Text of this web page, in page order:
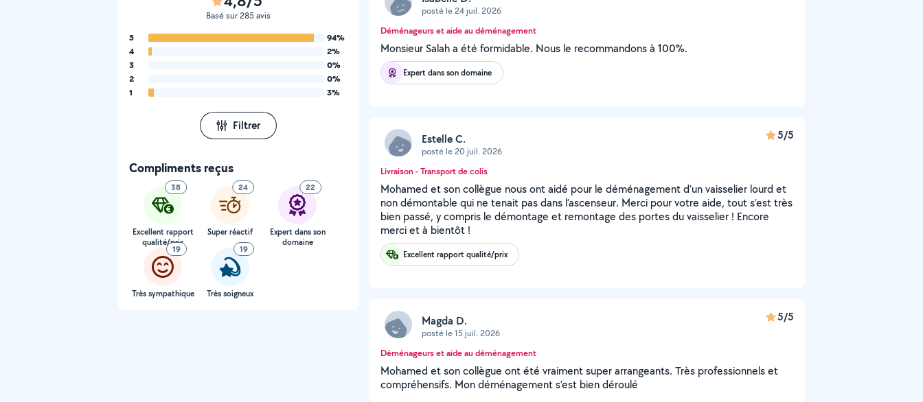
Basé sur 285 avis
5
94%
4
2%
3
0%
2
0%
1
3%
Filtrer
Compliments reçus
38
Excellent rapport
qualité/prix
24
Super réactif
22
Expert dans son
domaine
19
Très sympathique
19
Très soigneux
posté le 24 juil. 2026
Déménageurs et aide au déménagement
Monsieur Salah a été formidable. Nous le recommandons à 100%.
Expert dans son domaine
Estelle C.
posté le 20 juil. 2026
5/5
Livraison - Transport de colis
Mohamed et son collègue nous ont aidé pour le déménagement d’un vaisselier lourd et
non démontable qui ne tenait pas dans l’ascenseur. Merci pour votre aide, tout s’est très
bien passé, y compris le démontage et remontage des portes du vaisselier ! Encore
merci et à bientôt !
Excellent rapport qualité/prix
Magda D.
posté le 15 juil. 2026
5/5
Déménageurs et aide au déménagement
Mohamed et son collègue ont été vraiment super arrangeants. Très professionnels et
compréhensifs. Mon déménagement s’est bien déroulé